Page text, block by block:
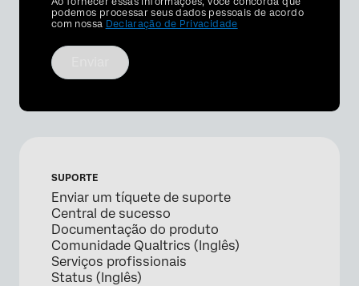
Optin
podemos processar seus dados pessoais de acordo
com nossa Declaração de Privacidade
SUPORTE
Enviar um tíquete de suporte
Central de sucesso
Documentação do produto
Comunidade Qualtrics (Inglês)
Serviços profissionais
Status (Inglês)